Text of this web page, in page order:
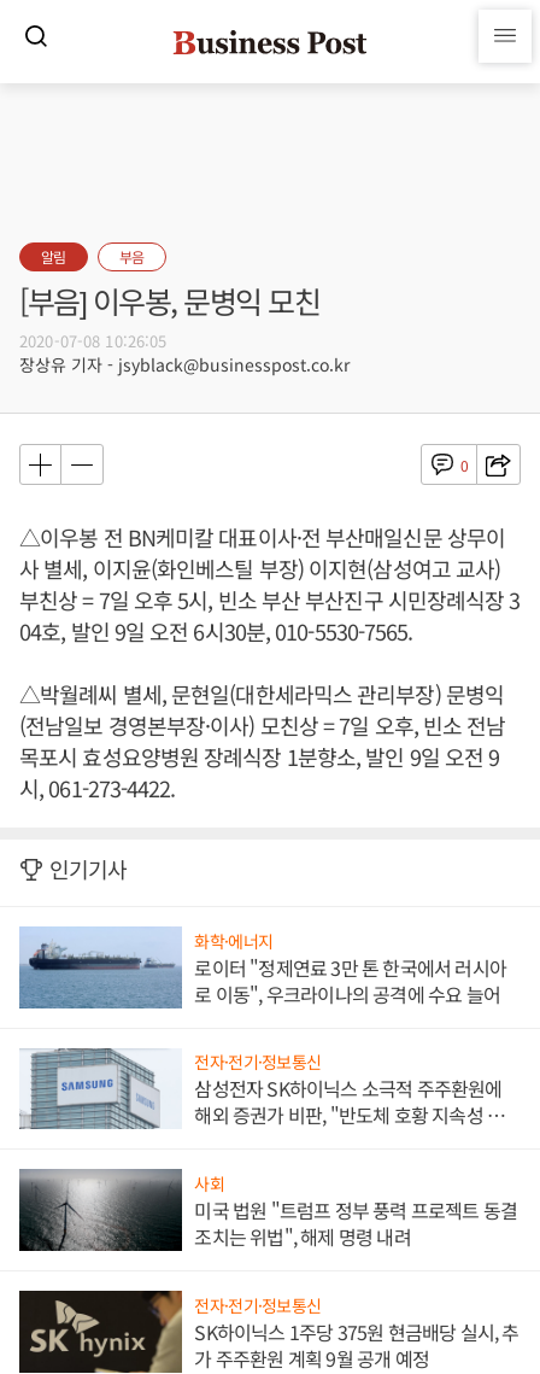
알림 부음
[부음] 이우봉, 문병익 모친
2020-07-08 10:26:05
장상유 기자 - jsyblack@businesspost.co.kr
0
△이우봉 전 BN케미칼 대표이사·전 부산매일신문 상무이
사 별세, 이지윤(화인베스틸 부장) 이지현(삼성여고 교사)
부친상 = 7일 오후 5시, 빈소 부산 부산진구 시민장례식장 3
04호, 발인 9일 오전 6시30분, 010-5530-7565.
△박월례씨 별세, 문현일(대한세라믹스 관리부장) 문병익
(전남일보 경영본부장·이사) 모친상 = 7일 오후, 빈소 전남
목포시 효성요양병원 장례식장 1분향소, 발인 9일 오전 9
시, 061-273-4422.
인기기사
화학·에너지
로이터 "정제연료 3만 톤 한국에서 러시아
로 이동", 우크라이나의 공격에 수요 늘어
전자·전기·정보통신
삼성전자 SK하이닉스 소극적 주주환원에
해외 증권가 비판, "반도체 호황 지속성 의
사회
미국 법원 "트럼프 정부 풍력 프로젝트 동결
조치는 위법", 해제 명령 내려
전자·전기·정보통신
SK하이닉스 1주당 375원 현금배당 실시, 추
가 주주환원 계획 9월 공개 예정